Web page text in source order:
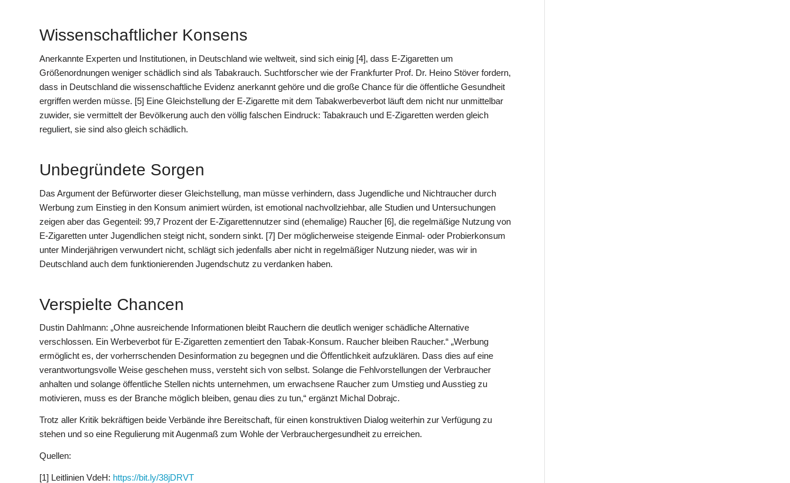
Wissenschaftlicher Konsens
Anerkannte Experten und Institutionen, in Deutschland wie weltweit, sind sich einig [4], dass E-Zigaretten um
Größenordnungen weniger schädlich sind als Tabakrauch. Suchtforscher wie der Frankfurter Prof. Dr. Heino Stöver fordern,
dass in Deutschland die wissenschaftliche Evidenz anerkannt gehöre und die große Chance für die öffentliche Gesundheit
ergriffen werden müsse. [5] Eine Gleichstellung der E-Zigarette mit dem Tabakwerbeverbot läuft dem nicht nur unmittelbar
zuwider, sie vermittelt der Bevölkerung auch den völlig falschen Eindruck: Tabakrauch und E-Zigaretten werden gleich
reguliert, sie sind also gleich schädlich.
Unbegründete Sorgen
Das Argument der Befürworter dieser Gleichstellung, man müsse verhindern, dass Jugendliche und Nichtraucher durch
Werbung zum Einstieg in den Konsum animiert würden, ist emotional nachvollziehbar, alle Studien und Untersuchungen
zeigen aber das Gegenteil: 99,7 Prozent der E-Zigarettennutzer sind (ehemalige) Raucher [6], die regelmäßige Nutzung von
E-Zigaretten unter Jugendlichen steigt nicht, sondern sinkt. [7] Der möglicherweise steigende Einmal- oder Probierkonsum
unter Minderjährigen verwundert nicht, schlägt sich jedenfalls aber nicht in regelmäßiger Nutzung nieder, was wir in
Deutschland auch dem funktionierenden Jugendschutz zu verdanken haben.
Verspielte Chancen
Dustin Dahlmann: „Ohne ausreichende Informationen bleibt Rauchern die deutlich weniger schädliche Alternative
verschlossen. Ein Werbeverbot für E-Zigaretten zementiert den Tabak-Konsum. Raucher bleiben Raucher.“ „Werbung
ermöglicht es, der vorherrschenden Desinformation zu begegnen und die Öffentlichkeit aufzuklären. Dass dies auf eine
verantwortungsvolle Weise geschehen muss, versteht sich von selbst. Solange die Fehlvorstellungen der Verbraucher
anhalten und solange öffentliche Stellen nichts unternehmen, um erwachsene Raucher zum Umstieg und Ausstieg zu
motivieren, muss es der Branche möglich bleiben, genau dies zu tun,“ ergänzt Michal Dobrajc.
Trotz aller Kritik bekräftigen beide Verbände ihre Bereitschaft, für einen konstruktiven Dialog weiterhin zur Verfügung zu
stehen und so eine Regulierung mit Augenmaß zum Wohle der Verbrauchergesundheit zu erreichen.
Quellen:
[1] Leitlinien VdeH: https://bit.ly/38jDRVT